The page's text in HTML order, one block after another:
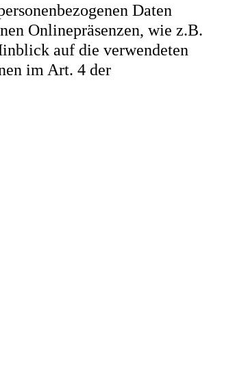
Daten
Onlinepräsenzen, wie z.B.
auf die verwendeten
im Art. 4 der